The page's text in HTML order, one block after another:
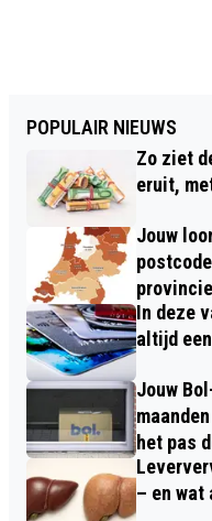
POPULAIR NIEUWS
Zo ziet
eruit,
Jouw
provincie
In deze
altijd
Jouw
het pas
– en wat